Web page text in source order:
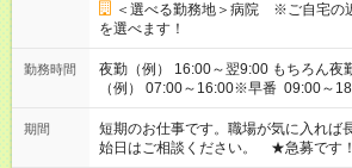
＜選べる勤務地＞病院 ※ご自宅の
を選べます！
勤務時間
夜勤（例） 16:00～翌9:00 もちろん夜
（例） 07:00～16:00※早番 09:00～
20:00※遅番 ※時間は、固定・選べる
あれば調整できます！ ※シフト制。勤
なります。★家庭の都合でお休みが必
ください。
期間
短期のお仕事です。職場が気に入れ
始日はご相談ください。 ★急募です！